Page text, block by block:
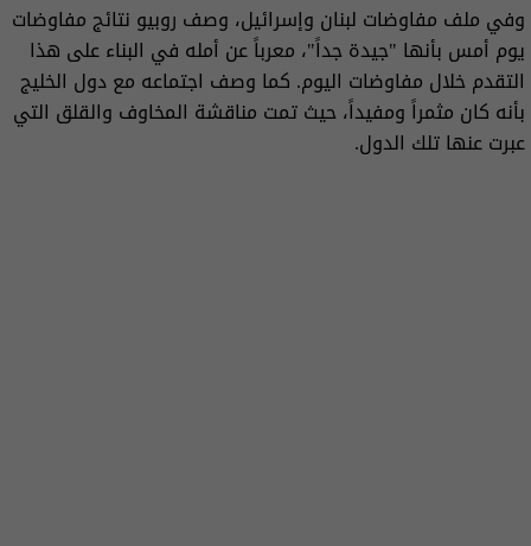
وفي ملف مفاوضات لبنان وإسرائيل، وصف روبيو نتائج مفاوضات
يوم أمس بأنها "جيدة جداً"، معرباً عن أمله في البناء على هذا
التقدم خلال مفاوضات اليوم. كما وصف اجتماعه مع دول الخليج
بأنه كان مثمراً ومفيداً، حيث تمت مناقشة المخاوف والقلق التي
عبرت عنها تلك الدول.